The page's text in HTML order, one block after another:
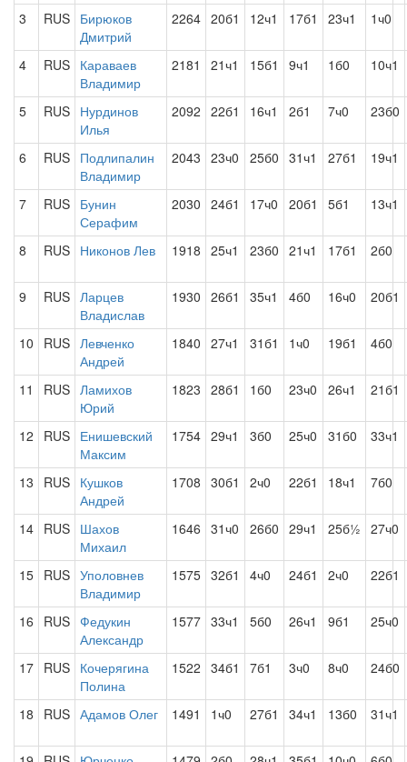
3 RUS Бирюков
Дмитрий
2264 20б1 12ч1 17б1 23ч1 1ч0
4 RUS Караваев
Владимир
2181 21ч1 15б1 9ч1 1б0 10ч1
5 RUS Нурдинов
Илья
2092 22б1 16ч1 2б1 7ч0 23б0
6 RUS Подлипалин
Владимир
2043 23ч0 25б0 31ч1 27б1 19ч1
7 RUS Бунин
Серафим
2030 24б1 17ч0 20б1 5б1 13ч1
8 RUS Никонов Лев 1918 25ч1 23б0 21ч1 17б1 2б0
9 RUS Ларцев
Владислав
1930 26б1 35ч1 4б0 16ч0 20б1
10 RUS Левченко
Андрей
1840 27ч1 31б1 1ч0 19б1 4б0
11 RUS Ламихов
Юрий
1823 28б1 1б0 23ч0 26ч1 21б1
12 RUS Енишевский
Максим
1754 29ч1 3б0 25ч0 31б0 33ч1
13 RUS Кушков
Андрей
1708 30б1 2ч0 22б1 18ч1 7б0
14 RUS Шахов
Михаил
1646 31ч0 26б0 29ч1 25б½ 27ч0
15 RUS Уполовнев
Владимир
1575 32б1 4ч0 24б1 2ч0 22б1
16 RUS Федукин
Александр
1577 33ч1 5б0 26ч1 9б1 25ч0
17 RUS Кочерягина
Полина
1522 34б1 7б1 3ч0 8ч0 24б0
18 RUS Адамов Олег 1491 1ч0 27б1 34ч1 13б0 31ч1